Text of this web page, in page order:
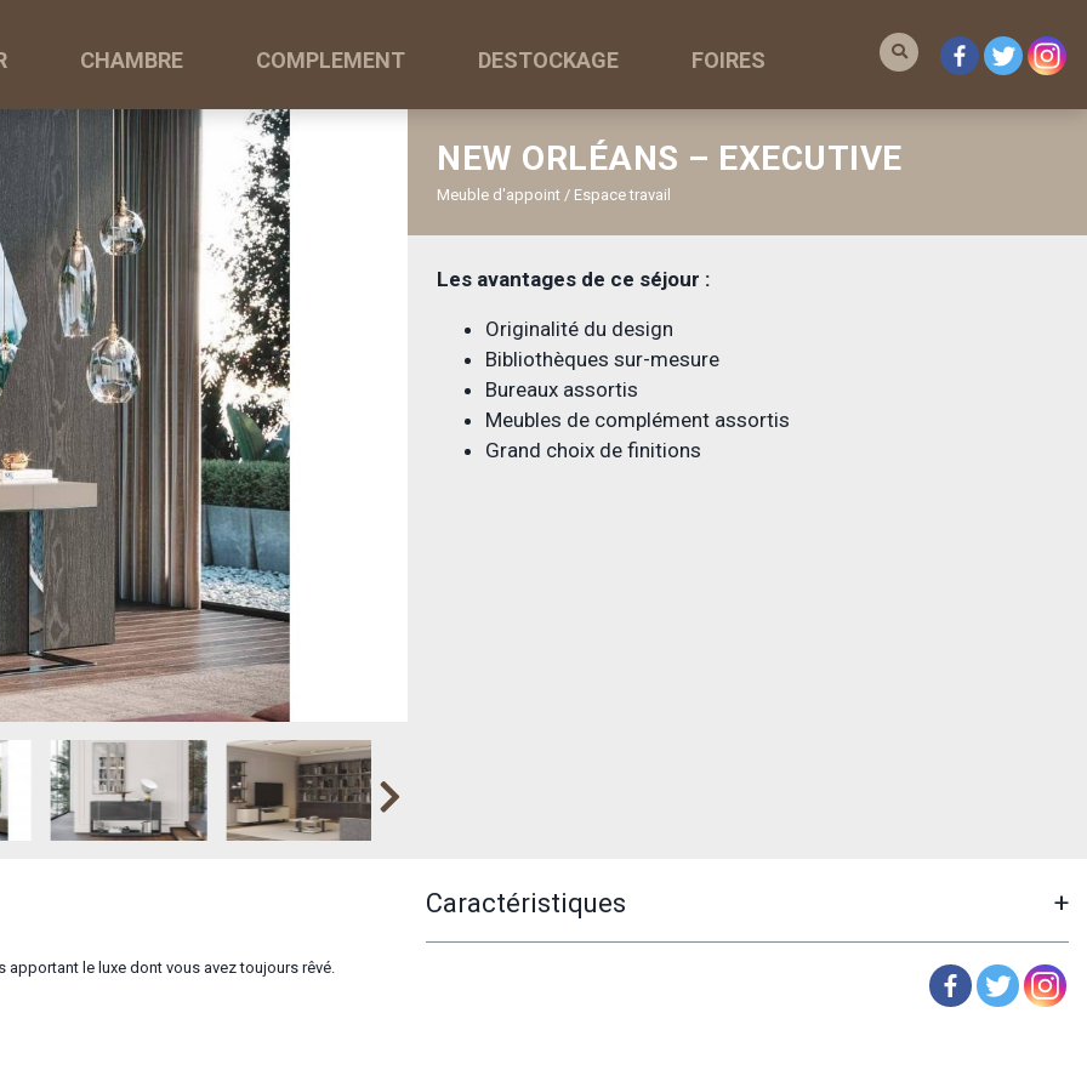
CHAMBRE COMPLEMENT DESTOCKAGE FOIRES
NEW ORLÉANS – EXECUTIVE
Meuble d'appoint / Espace travail
Les avantages de ce séjour :
Originalité du design
Bibliothèques sur-mesure
Bureaux assortis
Meubles de complément assortis
Grand choix de finitions
le luxe dont vous avez toujours rêvé.
Caractéristiques +